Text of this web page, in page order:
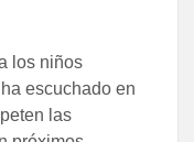
los niños
escuchado en
las